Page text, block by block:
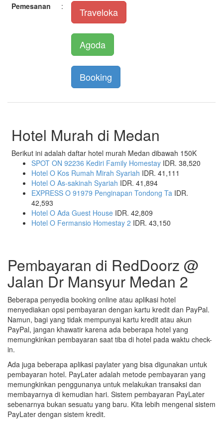
Pemesanan : Traveloka
Agoda
Booking
Hotel Murah di Medan
Berikut ini adalah daftar hotel murah Medan dibawah 150K
SPOT ON 92236 Kediri Family Homestay IDR. 38,520
Hotel O Kos Rumah Mirah Syariah IDR. 41,111
Hotel O As-sakinah Syariah IDR. 41,894
EXPRESS O 91979 Penginapan Tondong Ta IDR.
42,593
Hotel O Ada Guest House IDR. 42,809
Hotel O Fermansio Homestay 2 IDR. 43,150
Pembayaran di RedDoorz @
Jalan Dr Mansyur Medan 2
Beberapa penyedia booking online atau aplikasi hotel
menyediakan opsi pembayaran dengan kartu kredit dan PayPal.
Namun, bagi yang tidak mempunyai kartu kredit atau akun
PayPal, jangan khawatir karena ada beberapa hotel yang
memungkinkan pembayaran saat tiba di hotel pada waktu check-
in.
Ada juga beberapa aplikasi paylater yang bisa digunakan untuk
pembayaran hotel. PayLater adalah metode pembayaran yang
memungkinkan penggunanya untuk melakukan transaksi dan
membayarnya di kemudian hari. Sistem pembayaran PayLater
sebenarnya bukan sesuatu yang baru. Kita lebih mengenal sistem
PayLater dengan sistem kredit.